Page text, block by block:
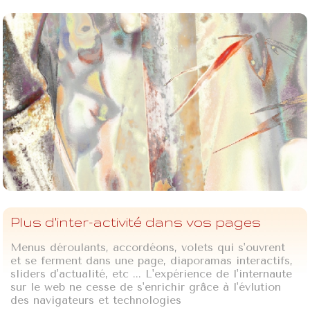
Plus d'inter-activité dans vos pages
Menus déroulants, accordéons, volets qui s'ouvrent
et se ferment dans une page, diaporamas interactifs,
sliders d'actualité, etc ... L'expérience de l'internaute
sur le web ne cesse de s'enrichir grâce à l'évlution
des navigateurs et technologies